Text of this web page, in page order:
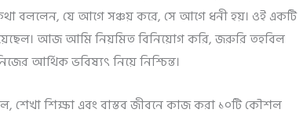
বললেন, যে আগে সঞ্চয় করে, সে আগে ধনী হয়। ওই একটি
আজ আমি নিয়মিত বিনিয়োগ করি, জরুরি তহবিল
আর্থিক ভবিষ্যৎ নিয়ে নিশ্চিন্ত।
শেখা শিক্ষা এবং বাস্তব জীবনে কাজ করা ১০টি কৌশল